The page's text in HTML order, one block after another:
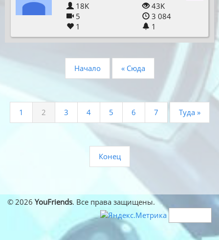
18K
5
1
43K
3 084
1
Начало « Сюда
1 2 3 4 5 6 7 Туда »
Конец
© 2026 YouFriends. Все права защищены.